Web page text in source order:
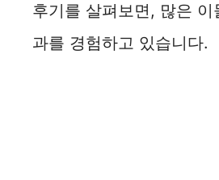
후기를 살펴보면, 많은 이
과를 경험하고 있습니다.